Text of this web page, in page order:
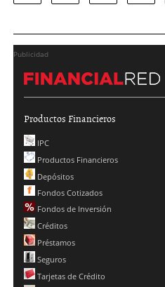
Publicidad
Productos Financieros
IPC
Productos Financieros
Depósitos
Fondos Cotizados
Fondos de Inversión
Créditos
Préstamos
Seguros
Tarjetas de Crédito